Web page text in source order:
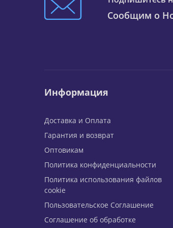
Сообщим о
Информация
Доставка и Оплата
Гарантия и возврат
Оптовикам
Политика конфиденциальности
Политика использования файлов
cookie
Пользовательское Соглашение
Соглашение об обработке